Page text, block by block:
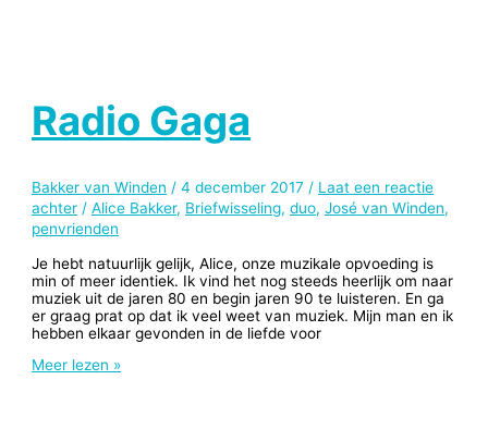
Radio Gaga
Bakker van Winden /4 december 2017 / Laat een reactie
achter /Alice Bakker, Briefwisseling,duo,José van Winden,
penvrienden
Je hebt natuurlijk gelijk, Alice, onze muzikale opvoeding is
min of meer identiek. Ik vind het nog steeds heerlijk om naar
muziek uit de jaren 80 en begin jaren 90 te luisteren. En ga
er graag prat op dat ik veel weet van muziek. Mijn man en ik
hebben elkaar gevonden in de liefde voor
Radio
Meer lezen »